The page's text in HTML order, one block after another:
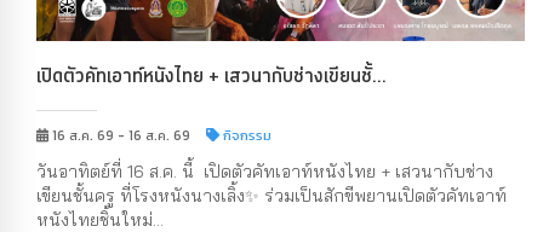
เปิดตัวคัทเอาท์หนังไทย + เสวนากับช่างเขียนชั้...
16 ส.ค. 69 - 16 ส.ค. 69 กิจกรรม
วันอาทิตย์ที่ 16 ส.ค. นี้ เปิดตัวคัทเอาท์หนังไทย + เสวนากับช่าง
เขียนชั้นครู ที่โรงหนังนางเลิ้ง✨ ร่วมเป็นสักขีพยานเปิดตัวคัทเอาท์
หนังไทยชิ้นใหม่...